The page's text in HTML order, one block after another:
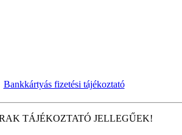
Bankkártyás fizetési tájékoztató
TÁJÉKOZTATÓ JELLEGŰEK!